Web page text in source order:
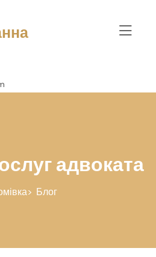
адвоката
Блог